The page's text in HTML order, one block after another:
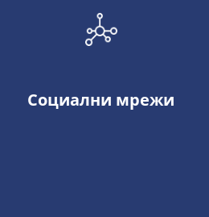
Социални мрежи